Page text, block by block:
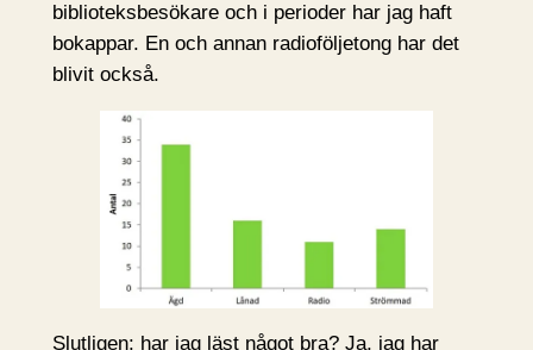
biblioteksbesökare och i perioder har jag haft
bokappar. En och annan radioföljetong har det
blivit också.
Slutligen: har jag läst något bra? Ja, jag har